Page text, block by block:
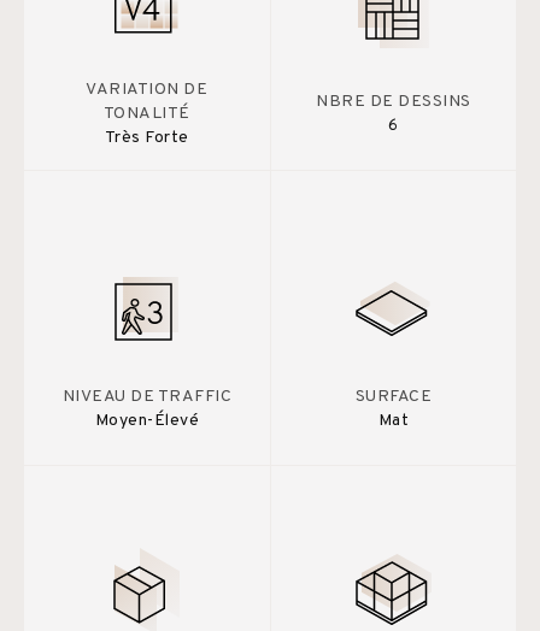
VARIATION DE
TONALITÉ
Très Forte
NBRE DE DESSINS
6
NIVEAU DE TRAFFIC
Moyen-Élevé
SURFACE
Mat